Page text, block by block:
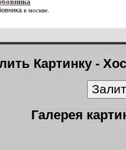
в москве.
Картинку -
Галерея